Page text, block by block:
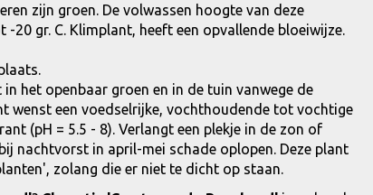
zijn groen. De volwassen hoogte van deze
gr. C. Klimplant, heeft een opvallende bloeiwijze.
het openbaar groen en in de tuin vanwege de
wenst een voedselrijke, vochthoudende tot vochtige
(pH = 5.5 - 8). Verlangt een plekje in de zon of
nachtvorst in april-mei schade oplopen. Deze plant
zolang die er niet te dicht op staan.